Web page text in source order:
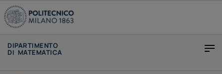
DIPARTIMENTO
DI MATEMATICA